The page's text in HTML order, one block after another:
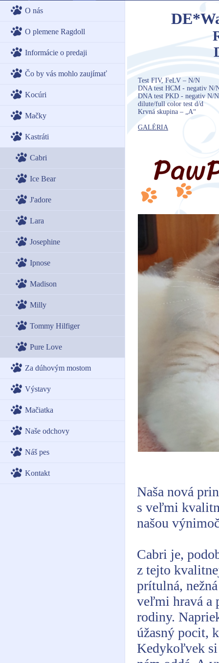
O nás
O plemene Ragdoll
Informácie o predaji
Čo by vás mohlo zaujímať
Kocúri
Mačky
Kastráti
Cabri
Ice Bear
J'adore
Lara
Josephine
Ipnose
Madison
Milly
Tommy Hilfiger
Pure Love
Za dúhovým mostom
Výstavy
Mačiatka
Naše odchovy
Náš pes
Kontakt
Test FIV, FeLV – N/N
DNA test HCM - negativ N/
DNA test PKD - negativ N/
dilute/full color test d/d
Krvná skupina – „A“
GALÉRIA
Naša nová
s veľmi
našou
Cabri je,
z tejto
prítulná,
veľmi hravá a
rodiny.
úžasný pocit,
Kedykoľvek si